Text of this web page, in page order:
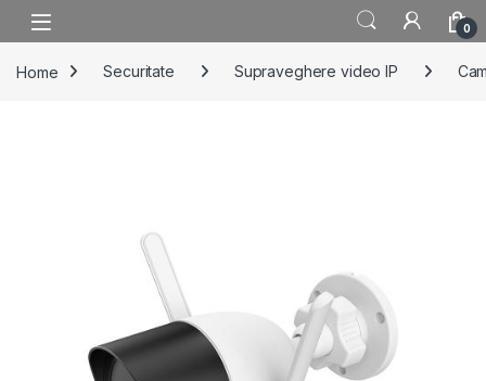
Skip to navigation
Skip to content
0
Home Securitate Supraveghere video IP